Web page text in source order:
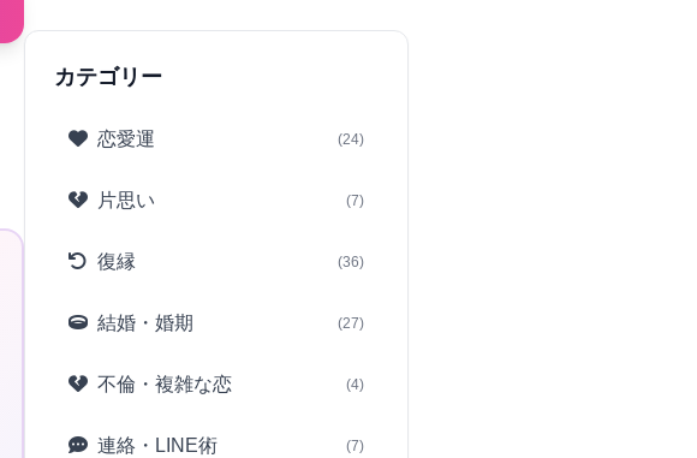
カテゴリー
恋愛運 (24)
片思い (7)
復縁 (36)
結婚・婚期 (27)
不倫・複雑な恋 (4)
連絡・LINE術 (7)